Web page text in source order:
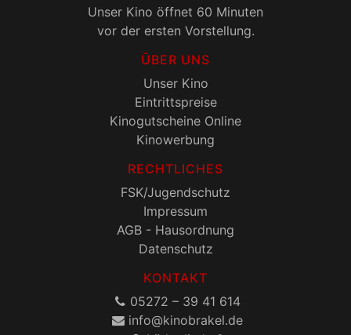
Unser Kino öffnet 60 Minuten
vor der ersten Vorstellung.
ÜBER UNS
Unser Kino
Eintrittspreise
Kinogutscheine Online
Kinowerbung
RECHTLICHES
FSK/Jugendschutz
Impressum
AGB - Hausordnung
Datenschutz
KONTAKT
05272 – 39 41 614
ed.lekarb
onik@ofni